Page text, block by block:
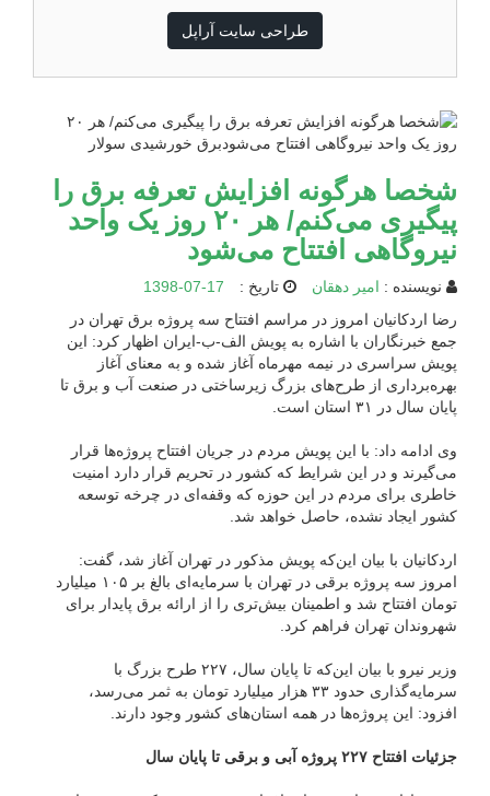
طراحی سایت آراپل
شخصا هرگونه افزایش تعرفه برق را
پیگیری می‌کنم/ هر ۲۰ روز یک واحد
نیروگاهی افتتاح می‌شود
نویسنده : امیر دهقان تاریخ :
1398-07-17
رضا اردکانیان امروز در مراسم افتتاح سه پروژه برق تهران در
جمع خبرنگاران با اشاره به پویش الف-ب-ایران اظهار کرد: این
پویش سراسری در نیمه مهرماه آغاز شده و به معنای آغاز
بهره‌برداری از طرح‌های بزرگ زیرساختی در صنعت آب و برق تا
پایان سال در ۳۱ استان است.
وی ادامه داد: با این پویش مردم در جریان افتتاح پروژه‌ها قرار
می‌گیرند و در این شرایط که کشور در تحریم قرار دارد امنیت
خاطری برای مردم در این حوزه که وقفه‌ای در چرخه توسعه
کشور ایجاد نشده، حاصل خواهد شد.
اردکانیان با بیان این‌که پویش مذکور در تهران آغاز شد، گفت:
امروز سه پروژه برقی در تهران با سرمایه‌ای بالغ بر ۱۰۵ میلیارد
تومان افتتاح شد و اطمینان بیش‌تری را از ارائه برق پایدار برای
شهروندان تهران فراهم کرد.
وزیر نیرو با بیان این‌که تا پایان سال، ۲۲۷ طرح بزرگ با
سرمایه‌گذاری حدود ۳۳ هزار میلیارد تومان به ثمر می‌رسد،
افزود: این پروژه‌ها در همه استان‌های کشور وجود دارند.
جزئیات افتتاح ۲۲۷ پروژه آبی و برقی تا پایان سال